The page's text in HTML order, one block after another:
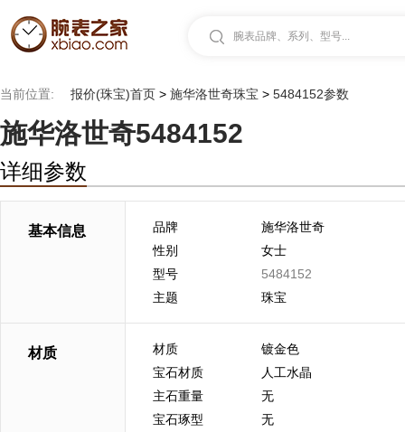
腕表品牌、系列、型号...
当前位置: 报价(珠宝)首页 > 施华洛世奇珠宝 > 5484152参数
施华洛世奇5484152
详细参数
基本信息 品牌
施华洛世奇
性别
女士
型号
5484152
主题
珠宝
材质 材质
镀金色
宝石材质
人工水晶
主石重量
无
宝石琢型
无